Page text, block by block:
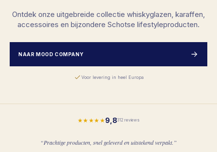
Ontdek onze uitgebreide collectie whiskyglazen, karaffen,
accessoires en bijzondere Schotse lifestyleproducten.
NAAR MOOD COMPANY
Voor levering in heel Europa
★★★★★9,8312 reviews
“Prachtige producten, snel geleverd en uitstekend verpakt.”